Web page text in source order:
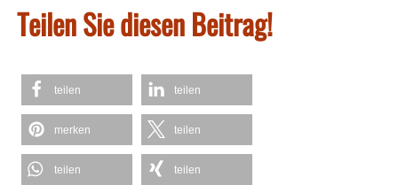
Teilen Sie diesen Beitrag!
teilen teilen
merken teilen
teilen teilen